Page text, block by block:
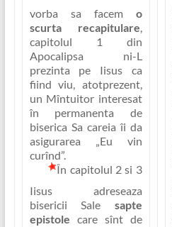
vorba sa facem o
scurta recapitulare,
capitolul 1 din
Apocalipsa ni-L
prezinta pe Iisus ca
fiind viu, atotprezent,
un Mîntuitor interesat
în permanenta de
biserica Sa careia îi da
asigurarea „Eu vin
curînd”.
În capitolul 2 si 3
Iisus adreseaza
bisericii Sale sapte
epistole care sînt de